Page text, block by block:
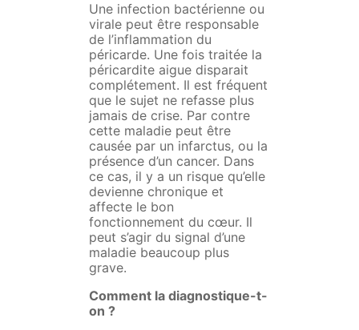
Une infection bactérienne ou
virale peut être responsable
de l’inflammation du
péricarde. Une fois traitée la
péricardite aigue disparait
complétement. Il est fréquent
que le sujet ne refasse plus
jamais de crise. Par contre
cette maladie peut être
causée par un infarctus, ou la
présence d’un cancer. Dans
ce cas, il y a un risque qu’elle
devienne chronique et
affecte le bon
fonctionnement du cœur. Il
peut s’agir du signal d’une
maladie beaucoup plus
grave.
Comment la diagnostique-t-
on ?